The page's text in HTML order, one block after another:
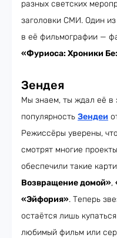
разных светских
заголовки СМИ. Один
в её фильмографии —
«Фуриоса: Хроники
Зендея
Мы знаем, ты ждал её в
популярность Зендеи
Режиссёры уверены,
смотрят многие
обеспечили такие
Возвращение домой»,
«Эйфория». Теперь
остаётся лишь
любимый фильм или